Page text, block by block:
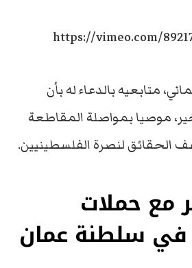
https://vimeo.com/
متابعيه بالدعاء له بأن
موصيا بمواصلة المقاطعة
الحقائق لنصرة الفلسطينيين.
مع حملات
في سلطنة عمان